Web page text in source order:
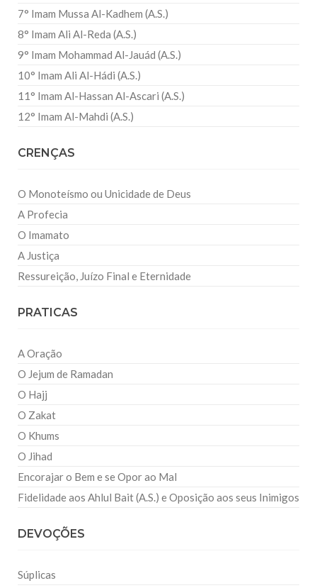
7° Imam Mussa Al-Kadhem (A.S.)
8° Imam Ali Al-Reda (A.S.)
9° Imam Mohammad Al-Jauád (A.S.)
10° Imam Ali Al-Hádi (A.S.)
11° Imam Al-Hassan Al-Ascari (A.S.)
12° Imam Al-Mahdi (A.S.)
CRENÇAS
O Monoteísmo ou Unicidade de Deus
A Profecia
O Imamato
A Justiça
Ressureição, Juízo Final e Eternidade
PRATICAS
A Oração
O Jejum de Ramadan
O Hajj
O Zakat
O Khums
O Jihad
Encorajar o Bem e se Opor ao Mal
Fidelidade aos Ahlul Bait (A.S.) e Oposição aos seus Inimigos
DEVOÇÕES
Súplicas